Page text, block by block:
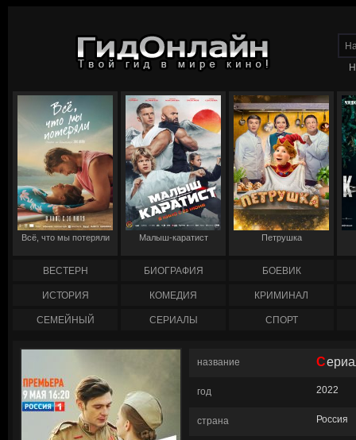
Всё, что мы потеряли Малыш-каратист Петрушка
ВЕСТЕРН БИОГРАФИЯ БОЕВИК
ИСТОРИЯ КОМЕДИЯ КРИМИНАЛ
СЕМЕЙНЫЙ СЕРИАЛЫ СПОРТ
название
год 2022
страна Россия